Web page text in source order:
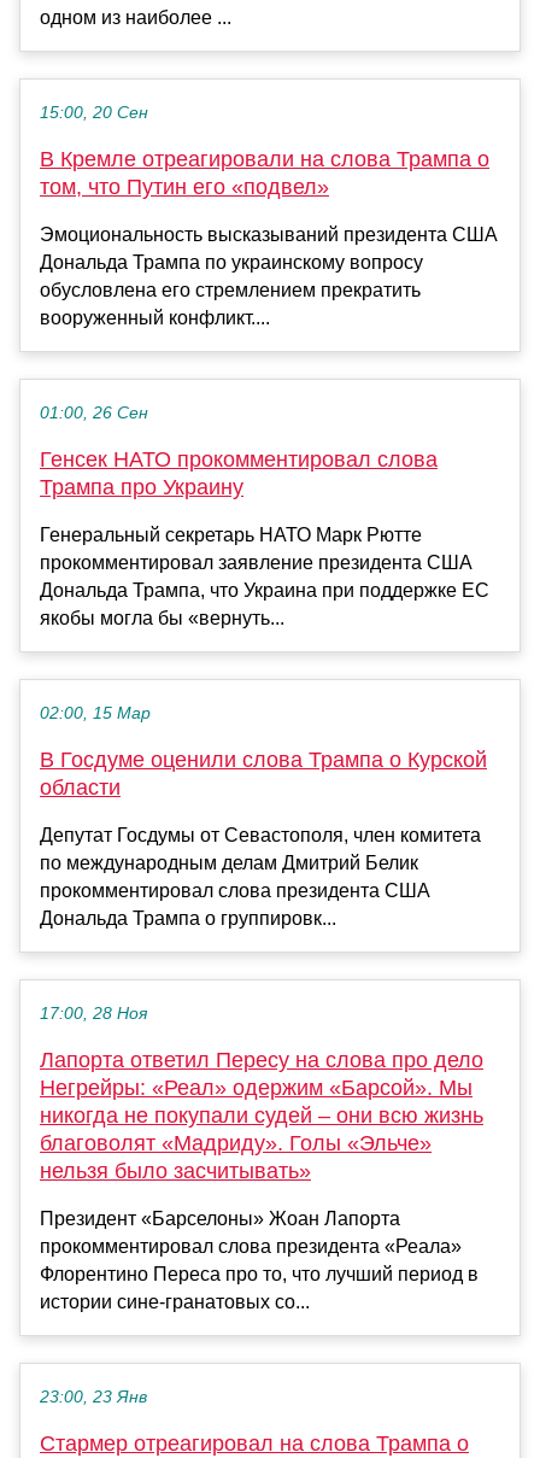
одном из наиболее ...
15:00, 20 Сен
В Кремле отреагировали на слова Трампа о
том, что Путин его «подвел»
Эмоциональность высказываний президента США
Дональда Трампа по украинскому вопросу
обусловлена его стремлением прекратить
вооруженный конфликт....
01:00, 26 Сен
Генсек НАТО прокомментировал слова
Трампа про Украину
Генеральный секретарь НАТО Марк Рютте
прокомментировал заявление президента США
Дональда Трампа, что Украина при поддержке ЕС
якобы могла бы «вернуть...
02:00, 15 Мар
В Госдуме оценили слова Трампа о Курской
области
Депутат Госдумы от Севастополя, член комитета
по международным делам Дмитрий Белик
прокомментировал слова президента США
Дональда Трампа о группировк...
17:00, 28 Ноя
Лапорта ответил Пересу на слова про дело
Негрейры: «Реал» одержим «Барсой». Мы
никогда не покупали судей – они всю жизнь
благоволят «Мадриду». Голы «Эльче»
нельзя было засчитывать»
Президент «Барселоны» Жоан Лапорта
прокомментировал слова президента «Реала»
Флорентино Переса про то, что лучший период в
истории сине-гранатовых со...
23:00, 23 Янв
Стармер отреагировал на слова Трампа о